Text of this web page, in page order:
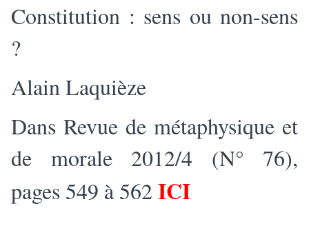
Constitution : sens ou non-sens
?
Alain Laquièze
Dans Revue de métaphysique et
de morale 2012/4 (N° 76),
pages 549 à 562 ICI